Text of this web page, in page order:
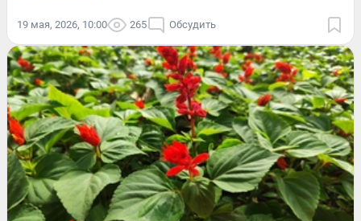
19 мая, 2026, 10:00 265 Обсудить